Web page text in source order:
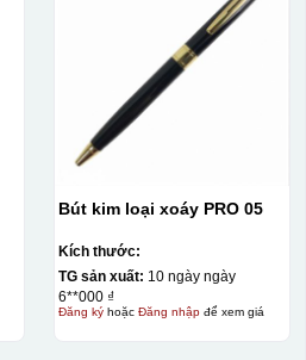
Bút kim loại xoáy PRO 05
Kích thước:
TG sản xuất: 10 ngày ngày
6**000 ₫
Đăng kýhoặc Đăng nhậpđể xem giá